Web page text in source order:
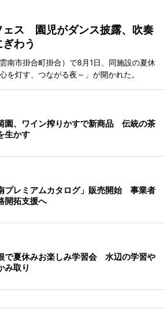
ェス 園児がダンス披露、吹奏
わう
南市掛合町掛合）で8月1日、同施設の夏休
を灯す、つながる夜～」が開かれた。
園、ワイン搾りかすで新商品 伝統の茶
生かす
プレミアムカタログ」販売開始 事業者
開拓支援へ
で夏休みお楽しみ学習会 水辺の学習や
み取り